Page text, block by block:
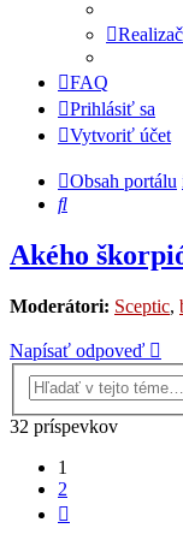
FAQ
Prihlásiť sa
Vytvoriť účet
Obsah portálu
Hľadať
Akého
Moderátori: Sceptic,
Napísať odpoveď
32 príspevkov
1
2